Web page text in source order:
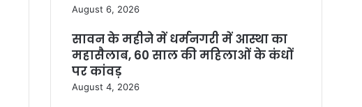
August 6, 2026
सावन के महीने में धर्मनगरी में आस्था का
महासैलाब, 60 साल की महिलाओं के कंधों
पर कांवड़
August 4, 2026